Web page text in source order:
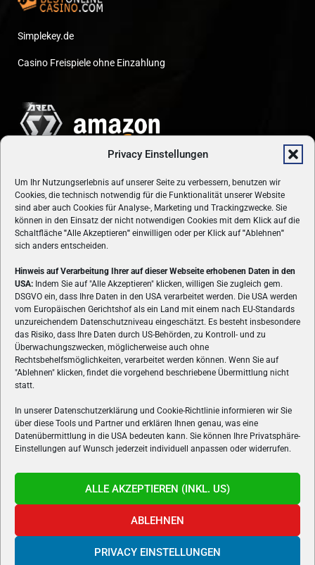
Privacy Einstellungen
Um Ihr Nutzungserlebnis auf unserer Seite zu verbessern, benutzen wir
Cookies, die technisch notwendig für die Funktionalität unserer Website
sind aber auch Cookies für Analyse-, Marketing und Trackingzwecke. Sie
können in den Einsatz der nicht notwendigen Cookies mit dem Klick auf die
Schaltfläche "Alle Akzeptieren" einwilligen oder per Klick auf"Ablehnen"
sich anders entscheiden.
Hinweis auf Verarbeitung Ihrer auf dieser Webseite erhobenen Daten in den
USA: Indem Sie auf "Alle Akzeptieren" klicken, willigen Sie zugleich gem.
DSGVO ein, dass Ihre Daten in den USA verarbeitet werden. Die USA werden
vom Europäischen Gerichtshof als ein Land mit einem nach EU-Standards
unzureichendem Datenschutzniveau eingeschätzt. Es besteht insbesondere
das Risiko, dass Ihre Daten durch US-Behörden, zu Kontroll- und zu
Überwachungszwecken, möglicherweise auch ohne
Rechtsbehelfsmöglichkeiten, verarbeitet werden können. Wenn Sie auf
"Ablehnen" klicken, findet die vorgehend beschriebene Übermittlung nicht
statt.
In unserer Datenschutzerklärung und Cookie-Richtlinie informieren wir Sie
über diese Tools und Partner und erklären Ihnen genau, was eine
Datenübermittlung in die USA bedeuten kann. Sie können Ihre Privatsphäre-
Einstellungen auf Wunsch jederzeit individuell anpassen oder widerrufen.
ALLE AKZEPTIEREN (INKL. US)
ABLEHNEN
PRIVACY EINSTELLUNGEN
Simplekey.de
Casino Freispiele ohne Einzahlung
ÜBER UNS
VON GAMERN, FÜR GAMER! Gamers.at ist das älteste Online-
Spielemagazin Österreichs und bringt täglich aktuelle News,
Reviews und Videos zu PC- und Konsolenspielen, Gaming-
Hardware und aus der Welt des e-Sport's.
FOLGE UNS